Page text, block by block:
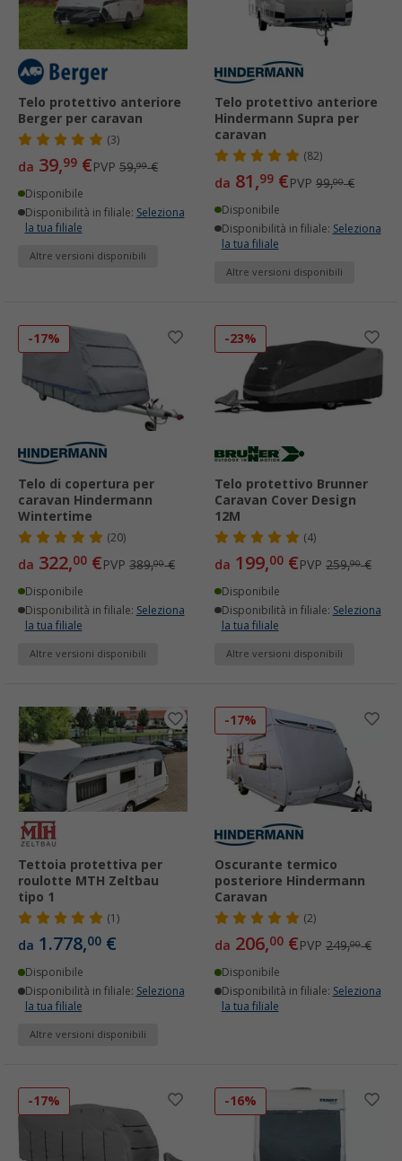
Telo protettivo anteriore
Berger per caravan
(3)
da 39,99 €PVP 59,99€
Disponibile
Disponibilità in filiale: Seleziona
la tua filiale
Altre versioni disponibili
Telo protettivo anteriore
Hindermann Supra per
caravan
(82)
da 81,99 €PVP 99,00€
Disponibile
Disponibilità in filiale: Seleziona
la tua filiale
Altre versioni disponibili
-17%
Telo di copertura per
caravan Hindermann
Wintertime
(20)
da 322,00 €PVP 389,00€
Disponibile
Disponibilità in filiale: Seleziona
la tua filiale
Altre versioni disponibili
-23%
Telo protettivo Brunner
Caravan Cover Design
12M
(4)
da 199,00 €PVP 259,90€
Disponibile
Disponibilità in filiale: Seleziona
la tua filiale
Altre versioni disponibili
Tettoia protettiva per
roulotte MTH Zeltbau
tipo 1
(1)
da 1.778,00 €
Disponibile
Disponibilità in filiale: Seleziona
la tua filiale
Altre versioni disponibili
-17%
Oscurante termico
posteriore Hindermann
Caravan
(2)
da 206,00 €PVP 249,00€
Disponibile
Disponibilità in filiale: Seleziona
la tua filiale
-17% -16%